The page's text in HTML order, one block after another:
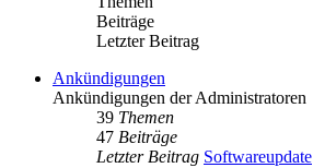
Beiträge
Letzter Beitrag
Ankündigungen
Ankündigungen der Administratoren
39 Themen
47 Beiträge
Letzter Beitrag Softwareupdate